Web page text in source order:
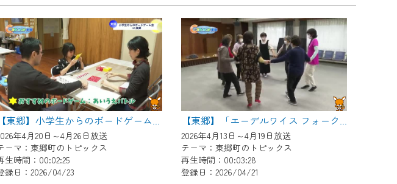
【東郷】小学生からのボードゲーム会in東郷
年4月20日～4月26日放送
ーマ：東郷町のトピックス
生時間：00:02:25
録日：2026/04/23
【東郷】「エーデルワイス フォークダンス」をご紹介！
2026年4月13日～4月19日放送
テーマ：東郷町のトピックス
再生時間：00:03:28
登録日：2026/04/21